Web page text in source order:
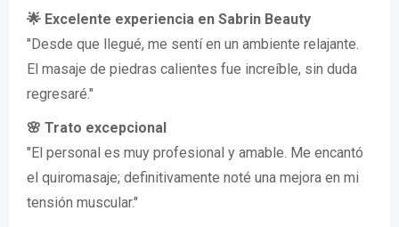
🌟 Excelente experiencia en Sabrin Beauty
"Desde que llegué, me sentí en un ambiente relajante.
El masaje de piedras calientes fue increíble, sin duda
regresaré."
🌸 Trato excepcional
"El personal es muy profesional y amable. Me encantó
el quiromasaje; definitivamente noté una mejora en mi
tensión muscular."